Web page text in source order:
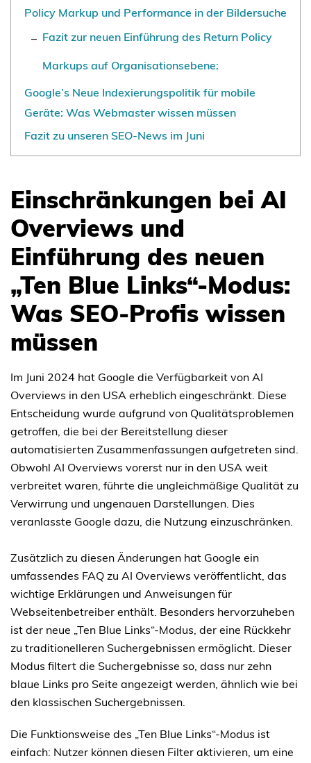
Policy Markup und Performance in der Bildersuche
Fazit zur neuen Einführung des Return Policy
Markups auf Organisationsebene:
Google’s Neue Indexierungspolitik für mobile
Geräte: Was Webmaster wissen müssen
Fazit zu unseren SEO-News im Juni
Einschränkungen bei AI
Overviews und
Einführung des neuen
„Ten Blue Links“-Modus:
Was SEO-Profis wissen
müssen
Im Juni 2024 hat Google die Verfügbarkeit von AI
Overviews in den USA erheblich eingeschränkt. Diese
Entscheidung wurde aufgrund von Qualitätsproblemen
getroffen, die bei der Bereitstellung dieser
automatisierten Zusammenfassungen aufgetreten sind.
Obwohl AI Overviews vorerst nur in den USA weit
verbreitet waren, führte die ungleichmäßige Qualität zu
Verwirrung und ungenauen Darstellungen. Dies
veranlasste Google dazu, die Nutzung einzuschränken.
Zusätzlich zu diesen Änderungen hat Google ein
umfassendes FAQ zu AI Overviews veröffentlicht, das
wichtige Erklärungen und Anweisungen für
Webseitenbetreiber enthält. Besonders hervorzuheben
ist der neue „Ten Blue Links“-Modus, der eine Rückkehr
zu traditionelleren Suchergebnissen ermöglicht. Dieser
Modus filtert die Suchergebnisse so, dass nur zehn
blaue Links pro Seite angezeigt werden, ähnlich wie bei
den klassischen Suchergebnissen.
Die Funktionsweise des „Ten Blue Links“-Modus ist
einfach: Nutzer können diesen Filter aktivieren, um eine